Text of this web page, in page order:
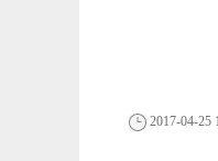
2017-04-25